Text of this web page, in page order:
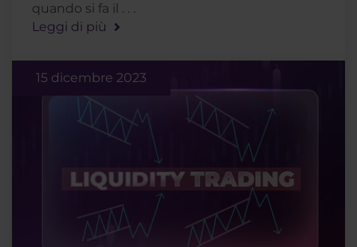
quando si fa il . . .
Leggi di più
15 dicembre 2023